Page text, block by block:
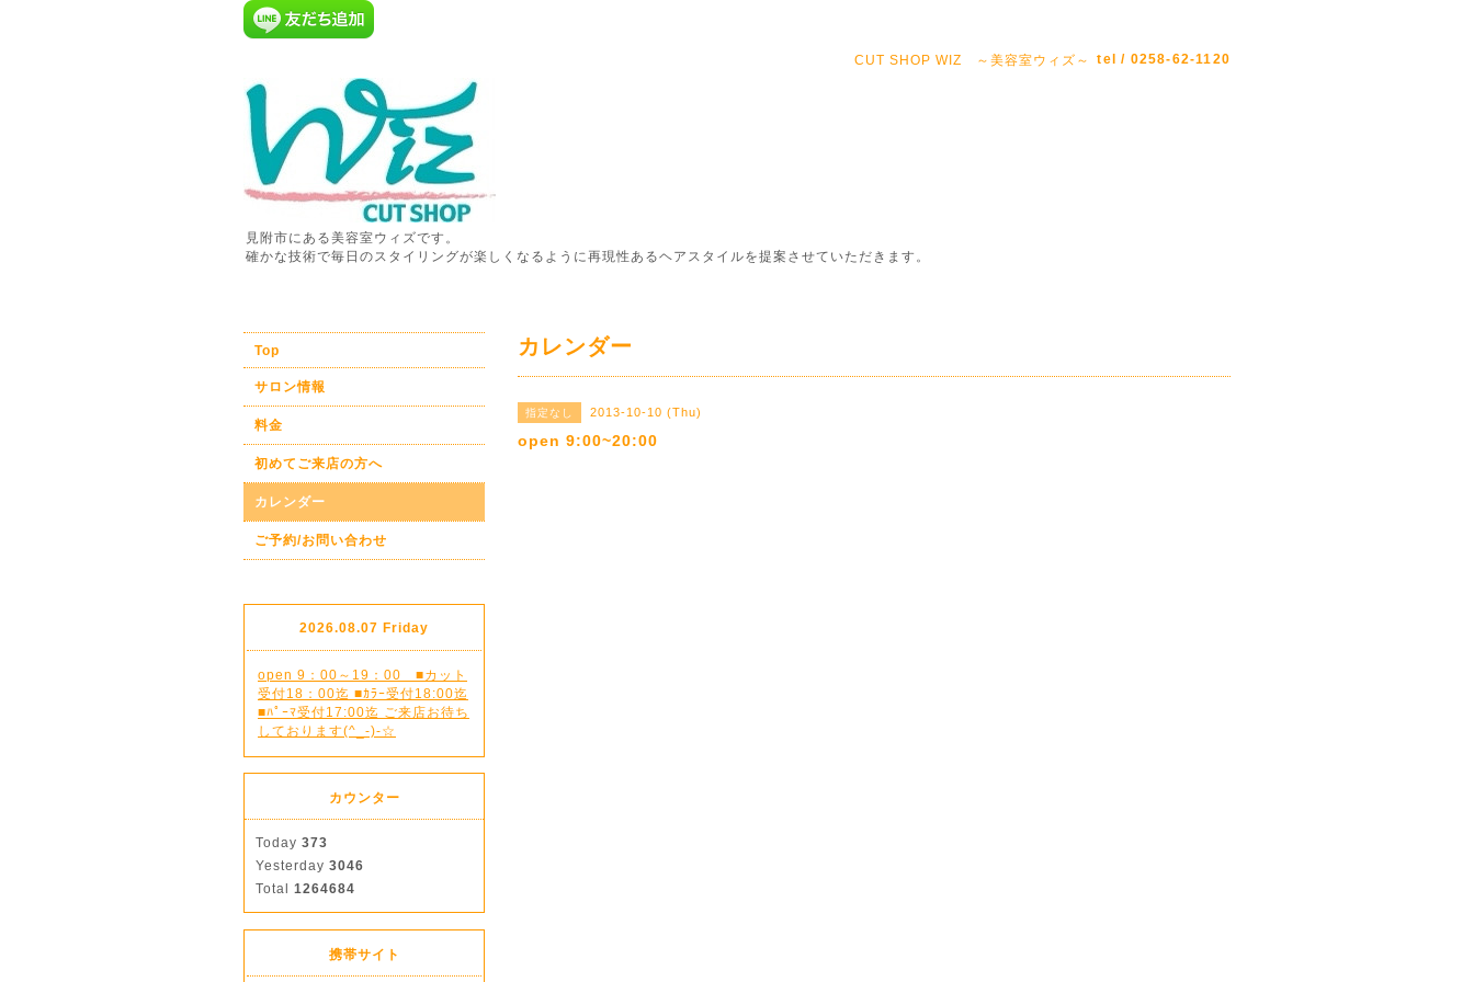
CUT SHOP WIZ ～美容室ウィズ～ tel / 0258-62-1120
見附市にある美容室ウィズです。
確かな技術で毎日のスタイリングが楽しくなるように再現性あるヘアスタイルを提案させていただきます。
カレンダー
指定なし 2013-10-10 (Thu)
open 9:00~20:00
Top
サロン情報
料金
初めてご来店の方へ
カレンダー
ご予約/お問い合わせ
2026.08.07 Friday
open 9：00～19：00 ■カット
受付18：00迄 ■ｶﾗｰ受付18:00迄
■ﾊﾟｰﾏ受付17:00迄 ご来店お待ち
しております(^_-)-☆
カウンター
Today 373
Yesterday 3046
Total 1264684
携帯サイト